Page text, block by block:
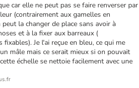
car elle ne peut pas se faire renverser par
(contrairement aux gamelles en
la changer de place sans avoir à
et à la fixer aux barreaux (
Je l'ai reçue en bleu, ce qui me
mâle mais ce serait mieux si on pouvait
échelle se nettoie facilement avec une